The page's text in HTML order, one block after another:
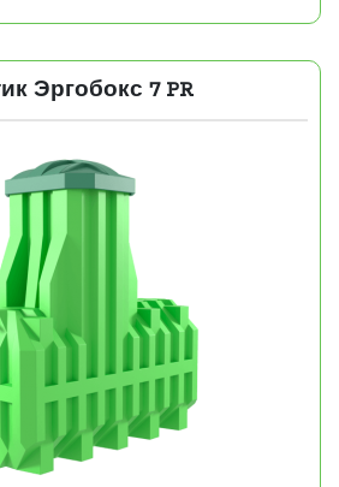
Эргобокс 7 PR